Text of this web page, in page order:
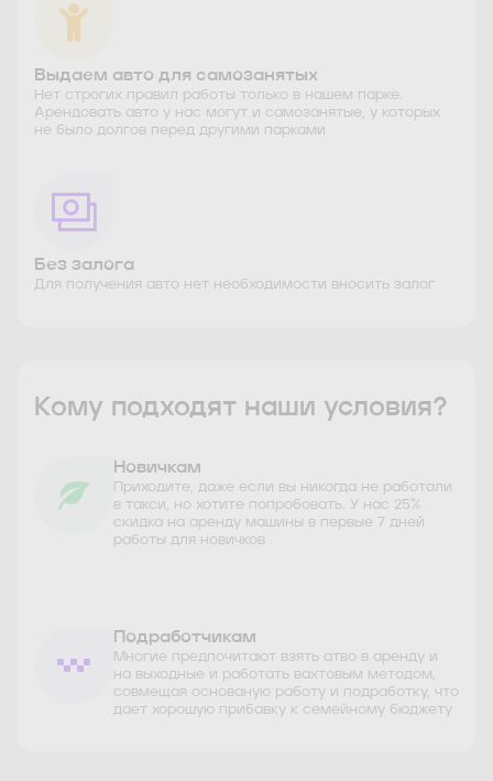
Выдаем авто для самозанятых
Нет строгих правил работы только в нашем парке.
Арендовать авто у нас могут и самозанятые, у которых
не было долгов перед другими парками
Без залога
Для получения авто нет необходимости вносить залог
Кому подходят наши условия?
Новичкам
Приходите, даже если вы никогда не работали
в такси, но хотите попробовать. У нас 25%
скидка на аренду машины в первые 7 дней
работы для новичков
Подработчикам
Многие предпочитают взять атво в аренду и
на выходные и работать вахтовым методом,
совмещая основаную работу и подработку, что
дает хорошую прибавку к семейному бюджету